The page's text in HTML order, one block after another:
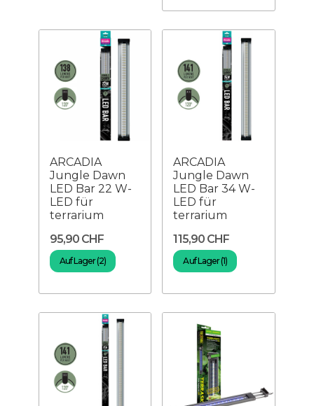
ARCADIA
Jungle Dawn
LED Bar 22 W-
LED für
terrarium
95,90 CHF
Auf Lager (2)
ARCADIA
Jungle Dawn
LED Bar 34 W-
LED für
terrarium
115,90 CHF
Auf Lager (1)